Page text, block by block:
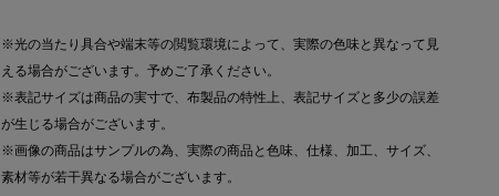
※光の当たり具合や端末等の閲覧環境によって、実際の色味と異なって見
える場合がございます。予めご了承ください。
※表記サイズは商品の実寸で、布製品の特性上、表記サイズと多少の誤差
が生じる場合がございます。
※画像の商品はサンプルの為、実際の商品と色味、仕様、加工、サイズ、
素材等が若干異なる場合がございます。